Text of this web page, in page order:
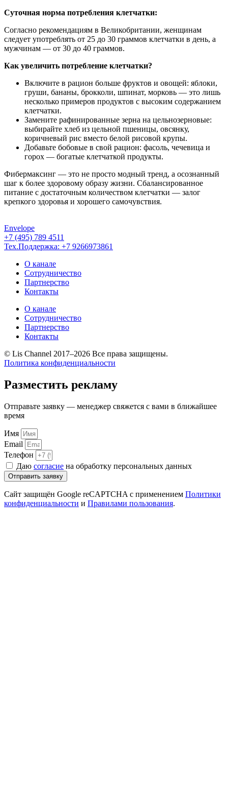
Суточная норма потребления клетчатки:
Согласно рекомендациям в Великобритании, женщинам
следует употреблять от 25 до 30 граммов клетчатки в день, а
мужчинам — от 30 до 40 граммов.
Как увеличить потребление клетчатки?
Включите в рацион больше фруктов и овощей: яблоки,
груши, бананы, брокколи, шпинат, морковь — это лишь
несколько примеров продуктов с высоким содержанием
клетчатки.
Замените рафинированные зерна на цельнозерновые:
выбирайте хлеб из цельной пшеницы, овсянку,
коричневый рис вместо белой рисовой крупы.
Добавьте бобовые в свой рацион: фасоль, чечевица и
горох — богатые клетчаткой продукты.
Фибермаксинг — это не просто модный тренд, а осознанный
шаг к более здоровому образу жизни. Сбалансированное
питание с достаточным количеством клетчатки — залог
крепкого здоровья и хорошего самочувствия.
Envelope
+7 (495) 789 4511
Тех.Поддержка: +7 9266973861
О канале
Сотрудничество
Партнерство
Контакты
О канале
Сотрудничество
Партнерство
Контакты
© Lis Channel 2017–2026 Все права защищены.
Политика конфиденциальности
вверх
Разместить рекламу
Отправьте заявку — менеджер свяжется с вами в ближайшее
время
Имя
Email
Телефон
Даю согласие на обработку персональных данных
Отправить заявку
Сайт защищён Google reCAPTCHA с применением Политики
конфиденциальности и Правилами пользования.